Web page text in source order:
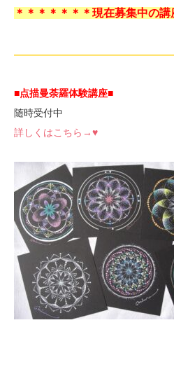
＊＊＊＊＊＊＊現在募集中の講
■点描曼荼羅体験講座■
随時受付中
詳しくはこちら→♥